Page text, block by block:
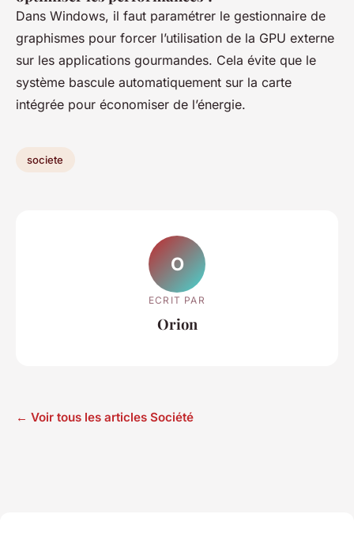
Dans Windows, il faut paramétrer le gestionnaire de
graphismes pour forcer l’utilisation de la GPU externe
sur les applications gourmandes. Cela évite que le
système bascule automatiquement sur la carte
intégrée pour économiser de l’énergie.
societe
O
ECRIT PAR
Orion
← Voir tous les articles Société